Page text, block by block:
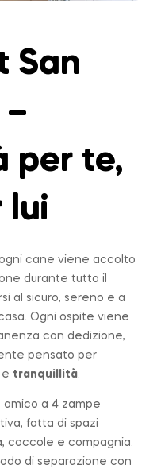
San
per te,
lui
cane viene accolto
durante tutto il
al sicuro, sereno e a
Ogni ospite viene
con dedizione,
pensato per
e tranquillità
amico a 4 zampe
fatta di spazi
coccole e compagnia.
di separazione con